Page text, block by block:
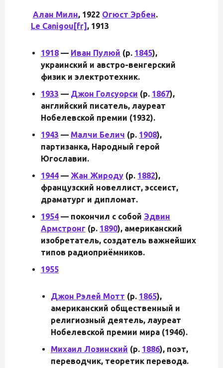
Алан Милн, 1922 Огюст Эрбен.
Le Canigou [fr] , 1913
1918 — Иван Пулюй (р. 1845),
украинский и австро-венгерский
физик и электротехник.
1933 — Джон Голсуорси (р. 1867),
английский писатель, лауреат
Нобелевской премии (1932).
1943 — Малчи Белич (р. 1908),
партизанка, Народный герой
Югославии.
1944 — Жан Жироду (р. 1882),
французский новеллист, эссеист,
драматург и дипломат.
1954 — покончил с собой Эдвин
Армстронг (р. 1890), американский
изобретатель, создатель важнейших
типов радиоприёмников.
1955
Джон Рэлей Мотт (р. 1865),
американский общественный и
религиозный деятель, лауреат
Нобелевской премии мира (1946).
Михаил Лозинский (р. 1886), поэт,
переводчик, теоретик перевода.